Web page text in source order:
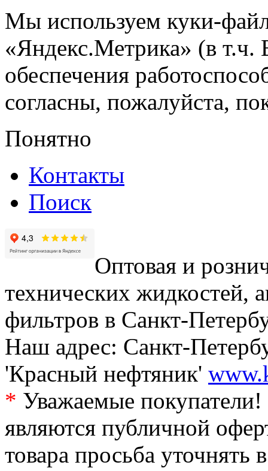
Мы используем куки-
«Яндекс.Метрика» (в т.ч.
обеспечения
согласны, пожалуйста,
Понятно
Контакты
Поиск
Оптовая и
технических жидкостей,
фильтров в Санкт-
Наш адрес: Санкт-
'Красный нефтяник'
* Уважаемые
являются публичной
товара просьба уточнять